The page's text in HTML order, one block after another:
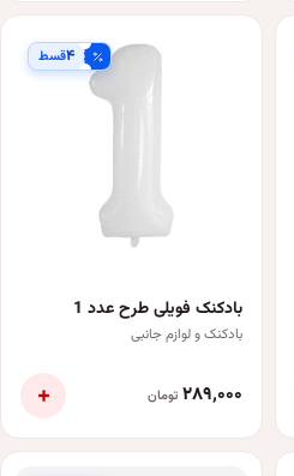
۴قسط
بادکنک فویلی طرح عدد 1
بادکنک و لوازم جانبی
۲۸۹٬۰۰۰ تومان +